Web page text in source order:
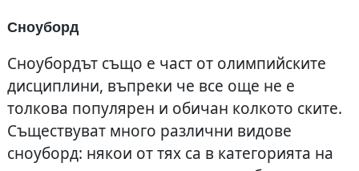
Сноуборд
Сноубордът също е част от олимпийските
дисциплини, въпреки че все още не е
толкова популярен и обичан колкото ските.
Съществуват много различни видове
сноуборд: някои от тях са в категорията на